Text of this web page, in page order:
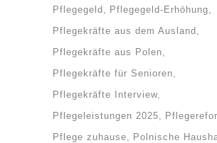
Pflegegeld
Pflegegeld-Erhöhung
Pflegekräfte aus dem Ausland
Pflegekräfte aus Polen
Pflegekräfte für Senioren
Pflegekräfte Interview
Pflegeleistungen 2025
Pflege zuhause
Polnische